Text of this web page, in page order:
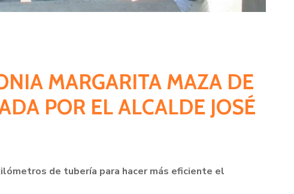
MARGARITA MAZA DE
POR EL ALCALDE JOSÉ
de tubería para hacer más eficiente el